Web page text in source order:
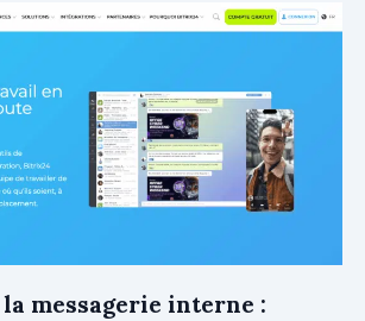
messagerie interne :